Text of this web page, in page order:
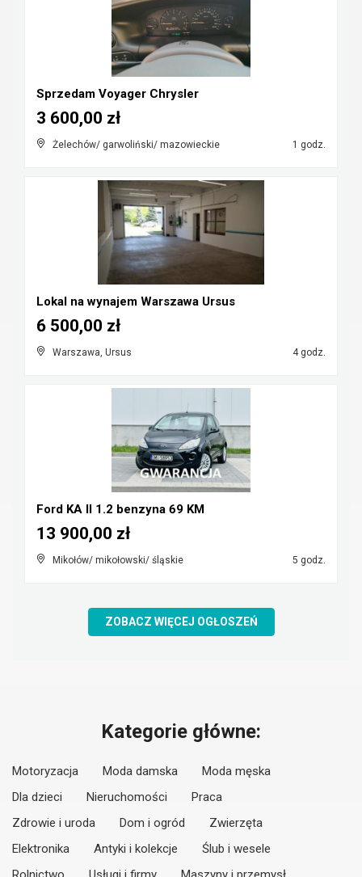
Sprzedam Voyager Chrysler
Żelechów/ garwoliński/ mazowieckie 1 godz.
3 600,00 zł
Lokal na wynajem Warszawa Ursus
Warszawa, Ursus 4 godz.
6 500,00 zł
Ford KA II 1.2 benzyna 69 KM
Mikołów/ mikołowski/ śląskie 5 godz.
13 900,00 zł
ZOBACZ WIĘCEJ OGŁOSZEŃ
Kategorie główne:
Motoryzacja Moda damska
Moda męska
Dla dzieci
Nieruchomości
Praca
Zdrowie i uroda
Dom i ogród
Zwierzęta
Elektronika
Antyki i kolekcje
Ślub i wesele